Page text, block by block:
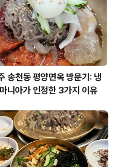
송천동 평양면옥 방문기: 냉
니아가 인정한 3가지 이유